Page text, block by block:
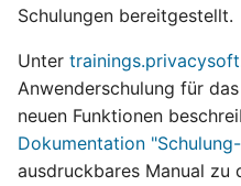
Schulungen bereitgestellt.
Unter
Anwenderschulung für
neuen Funktionen
Dokumentation
ausdruckbares Manual zu